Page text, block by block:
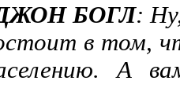
БОГЛ:
в том,
А